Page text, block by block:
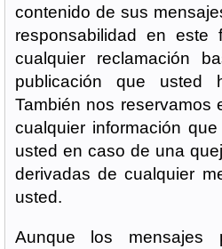
contenido de sus
responsabilidad en este
cualquier reclamación
publicación que usted
También nos reservamos
cualquier información
usted en caso de una
derivadas de cualquier
usted.
Aunque los mensajes